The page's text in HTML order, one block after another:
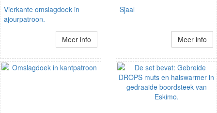
Vierkante omslagdoek in
ajourpatroon.
Meer info
Sjaal
Meer info